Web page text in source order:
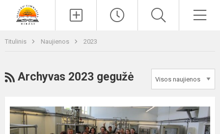
Titulinis Naujienos 2023
RSS
Archyvas 2023 gegužė
Projektas
"Kokybės